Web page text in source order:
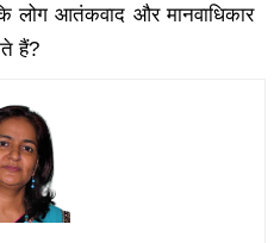
आतंकवाद और मानवाधिकार
हैं?